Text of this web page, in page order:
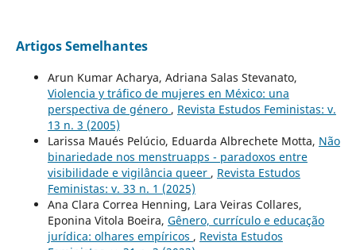
Artigos Semelhantes
Arun Kumar Acharya, Adriana Salas Stevanato,
Violencia y tráfico de mujeres en México: una
perspectiva de género , Revista Estudos Feministas: v.
13 n. 3 (2005)
Larissa Maués Pelúcio, Eduarda Albrechete Motta, Não
binariedade nos menstruapps - paradoxos entre
visibilidade e vigilância queer , Revista Estudos
Feministas: v. 33 n. 1 (2025)
Ana Clara Correa Henning, Lara Veiras Collares,
Eponina Vitola Boeira, Gênero, currículo e educação
jurídica: olhares empíricos , Revista Estudos